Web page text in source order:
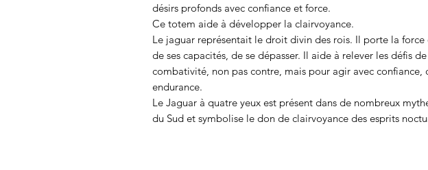
désirs profonds avec confiance et force.
Ce totem aide à développer la clairvoyance.
Le jaguar représentait le droit divin des rois. Il porte la force
de ses capacités, de se dépasser. Il aide à relever les défis
combativité, non pas contre, mais pour agir avec confiance,
endurance.
Le Jaguar à quatre yeux est présent dans de nombreux
du Sud et symbolise le don de clairvoyance des esprits